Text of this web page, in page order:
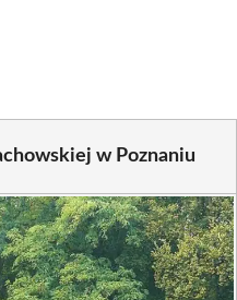
w Poznaniu